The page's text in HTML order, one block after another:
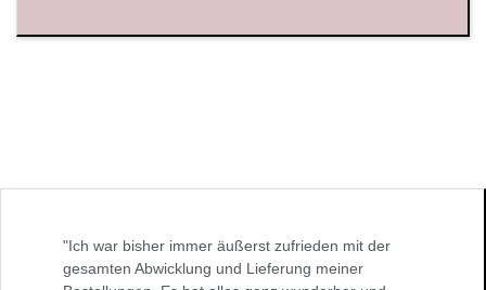
"Ich war bisher immer äußerst zufrieden mit der
gesamten Abwicklung und Lieferung meiner